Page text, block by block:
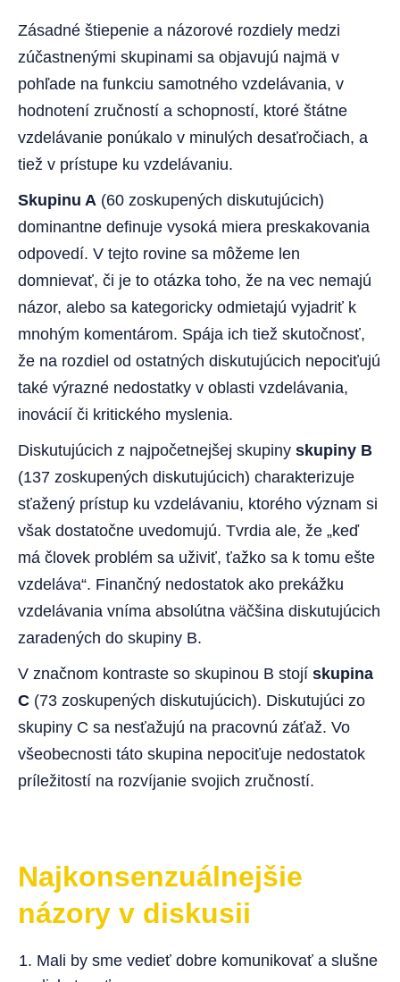
Zásadné štiepenie a názorové rozdiely medzi
zúčastnenými skupinami sa objavujú najmä v
pohľade na funkciu samotného vzdelávania, v
hodnotení zručností a schopností, ktoré štátne
vzdelávanie ponúkalo v minulých desaťročiach, a
tiež v prístupe ku vzdelávaniu.
Skupinu A (60 zoskupených diskutujúcich)
dominantne definuje vysoká miera preskakovania
odpovedí. V tejto rovine sa môžeme len
domnievať, či je to otázka toho, že na vec nemajú
názor, alebo sa kategoricky odmietajú vyjadriť k
mnohým komentárom. Spája ich tiež skutočnosť,
že na rozdiel od ostatných diskutujúcich nepociťujú
také výrazné nedostatky v oblasti vzdelávania,
inovácií či kritického myslenia.
Diskutujúcich z najpočetnejšej skupiny skupiny B
(137 zoskupených diskutujúcich) charakterizuje
sťažený prístup ku vzdelávaniu, ktorého význam si
však dostatočne uvedomujú. Tvrdia ale, že „keď
má človek problém sa uživiť, ťažko sa k tomu ešte
vzdeláva“. Finančný nedostatok ako prekážku
vzdelávania vníma absolútna väčšina diskutujúcich
zaradených do skupiny B.
V značnom kontraste so skupinou B stojí skupina
C (73 zoskupených diskutujúcich). Diskutujúci zo
skupiny C sa nesťažujú na pracovnú záťaž. Vo
všeobecnosti táto skupina nepociťuje nedostatok
príležitostí na rozvíjanie svojich zručností.
Najkonsenzuálnejšie
názory v diskusii
Mali by sme vedieť dobre komunikovať a slušne